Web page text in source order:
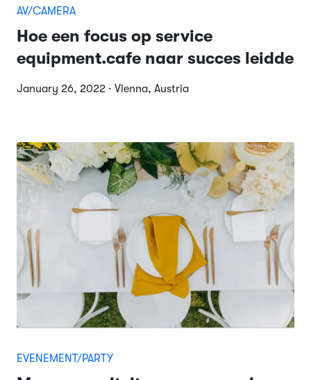
AV/CAMERA
Hoe een focus op service
equipment.cafe naar succes leidde
January 26, 2022 · Vienna, Austria
EVENEMENT/PARTY